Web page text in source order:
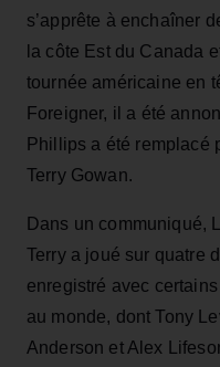
s’apprête à enchaîner
la côte Est du Canada
tournée américaine en
Foreigner, il a été
Phillips a été remplacé
Terry Gowan.
Dans un communiqué,
Terry a joué sur quatre
enregistré avec
au monde, dont Tony
Anderson et Alex